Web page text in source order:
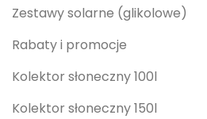
Zestawy solarne (glikolowe)
Rabaty i promocje
Kolektor słoneczny 100l
Kolektor słoneczny 150l